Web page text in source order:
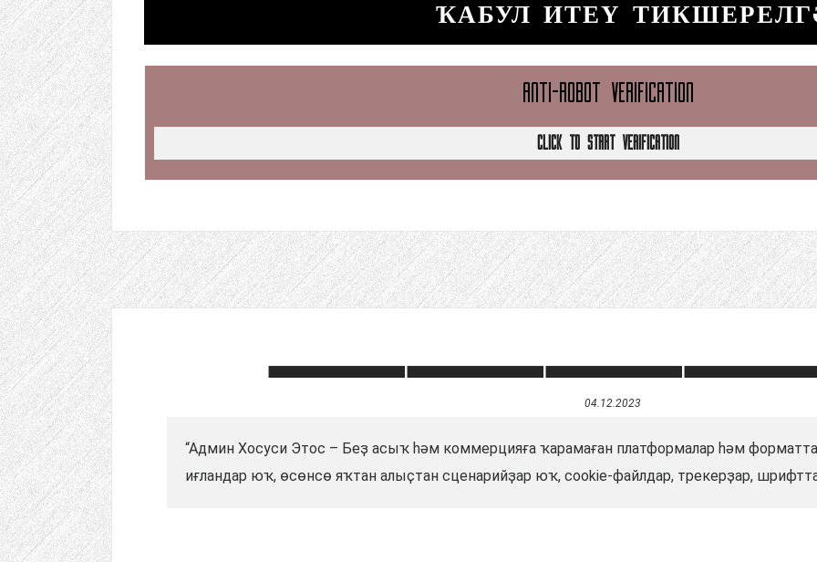
ҠАБУЛ ИТЕҮ
ANTI-ROBOT VERIFICATION
CLICK TO START VERIFICATION
04.12.2023
“Админ Хосуси Этос – Беҙ асыҡ һәм коммерцияға ҡарамаған платформалар һәм
иғландар юҡ, өсөнсө яҡтан алыҫтан сценарийҙар юҡ, cookie-файлдар, трекерҙар,